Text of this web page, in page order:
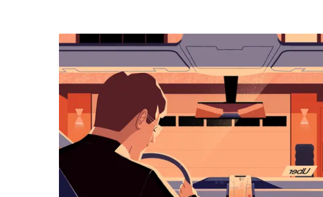
выбрать
дату.
закрыть
календарь,
нажмите
Esc.